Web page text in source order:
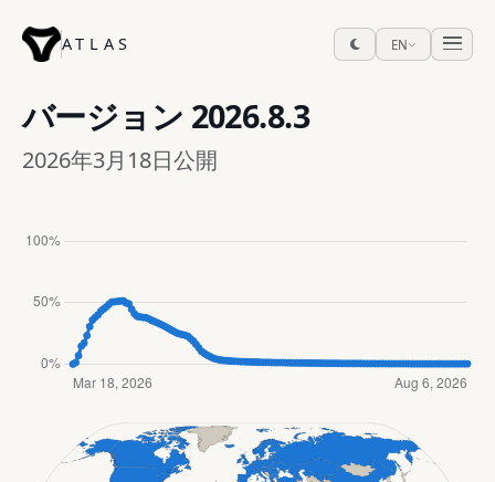
ATLAS EN
バージョン 2026.8.3
2026年3月18日公開